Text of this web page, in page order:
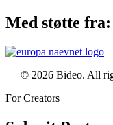
Med støtte fra:
© 2026 Bideo. All
For Creators